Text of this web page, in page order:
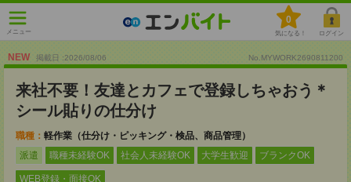
メニュー
0
気になる！ ログイン
NEW 掲載日 :2026/08/06 No.MYWORK2690811200
来社不要！友達とカフェで登録しちゃおう＊
シール貼りの仕分け
職種： 軽作業（仕分け・ピッキング・検品、商品管理）
派遣
職種未経験OK 社会人未経験OK 大学生歓迎 ブランクOK
WEB登録・面接OK